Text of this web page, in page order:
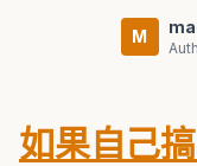
M
如果自己